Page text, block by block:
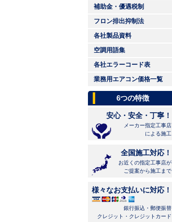
補助金・優遇税制
フロン排出抑制法
各社製品資料
空調用語集
各社エラーコード表
業務用エアコン価格一覧
6つの特徴
安心・安全・丁寧！
メーカー指定工事店
による施工
全国施工対応！
お近くの指定工事店が
ご提案から施工まで
様々なお支払いに対応！
銀行振込・郵便振替
クレジット・クレジットカード